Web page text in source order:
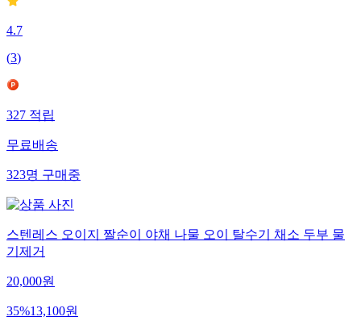
4.7
(3)
327적립
무료배송
323명구매중
스텐레스 오이지 짤순이 야채 나물 오이 탈수기 채소 두부 물
기제거
20,000원
35%13,100원